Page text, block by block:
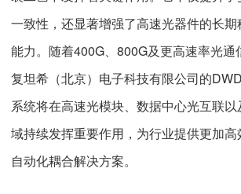
一致性，还显著增强了高速光器件的长
能力。随着400G、800G及更高速率光通
复坦希（北京）电子科技有限公司的
系统将在高速光模块、数据中心光互联
域持续发挥重要作用，为行业提供更加
自动化耦合解决方案。